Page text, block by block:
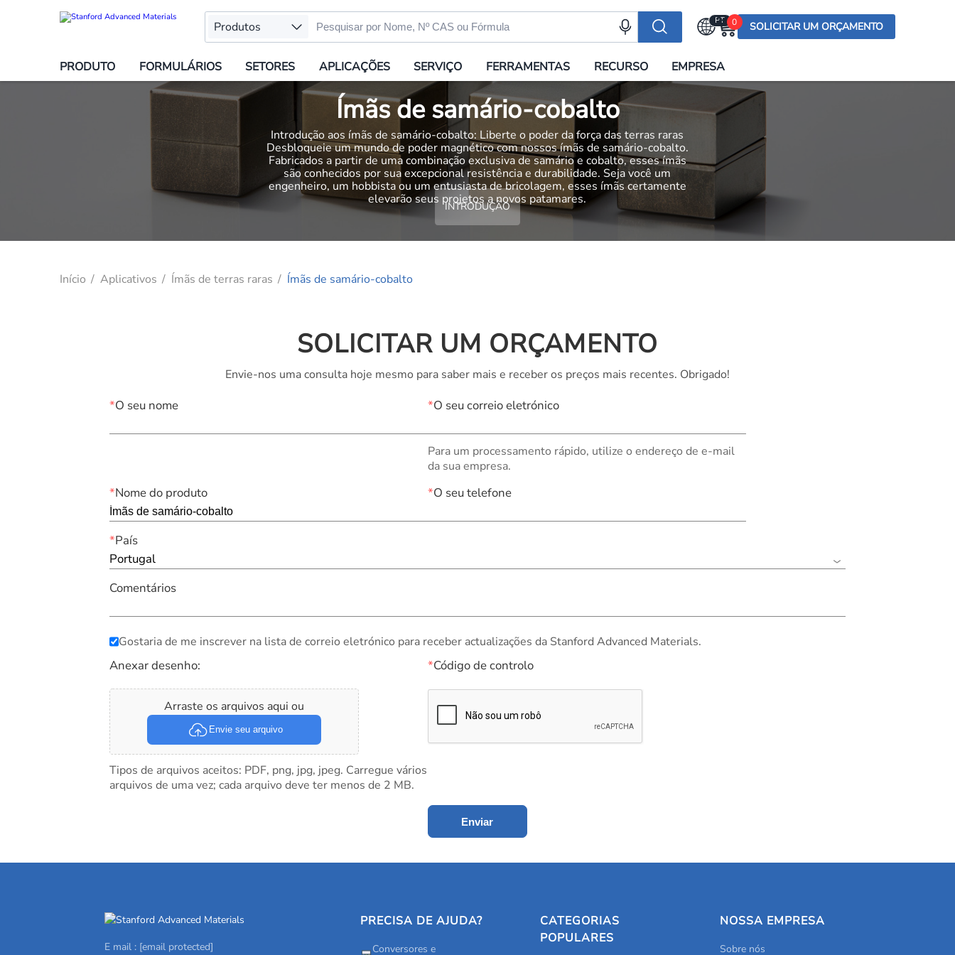
Produtos PT
English (US)
English (UK)
Deutsch
Français
Italiano
日本語
Русский
0 SOLICITAR UM ORÇAMENTO
PRODUTO FORMULÁRIOS SETORES APLICAÇÕES SERVIÇO FERRAMENTAS RECURSO EMPRESA
Ímãs de samário-cobalto
Introdução aos ímãs de samário-cobalto: Liberte o poder da força das terras raras
Desbloqueie um mundo de poder magnético com nossos ímãs de samário-cobalto.
Fabricados a partir de uma combinação exclusiva de samário e cobalto, esses ímãs
são conhecidos por sua excepcional resistência e durabilidade. Seja você um
engenheiro, um hobbista ou um entusiasta de bricolagem, esses ímãs certamente
elevarão seus projetos a novos patamares.
INTRODUÇÃO
Início Aplicativos Ímãs de terras raras Ímãs de samário-cobalto
SOLICITAR UM ORÇAMENTO
Envie-nos uma consulta hoje mesmo para saber mais e receber os preços mais recentes. Obrigado!
*O seu nome *O seu correio eletrónico
Para um processamento rápido, utilize o endereço de e-mail
da sua empresa.
*Nome do produto *O seu telefone
*País
Portugal
Comentários
Gostaria de me inscrever na lista de correio eletrónico para receber actualizações da Stanford Advanced Materials.
Anexar desenho:
Arraste os arquivos aqui ou
Envie seu arquivo
*Código de controlo
Tipos de arquivos aceitos: PDF, png, jpg, jpeg. Carregue vários
arquivos de uma vez; cada arquivo deve ter menos de 2 MB.
Enviar
E mail : [email protected]
PRECISA DE AJUDA?
Conversores e
CATEGORIAS
POPULARES
NOSSA EMPRESA
Sobre nós